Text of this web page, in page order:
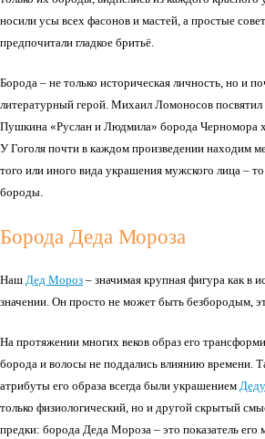
носили усы всех фасонов и мастей, а простые
предпочитали гладкое бритьё.
Борода – не только историческая личность, но и
литературный герой. Михаил Ломоносов
Пушкина «Руслан и Людмила» борода Черномора
У Гоголя почти в каждом произведении находим
того или иного вида украшения мужского лица –
бороды.
Борода Деда Мороза
Наш Дед Мороз – значимая крупная фигура как в
значении. Он просто не может быть безбородым,
На протяжении многих веков образ его
борода и волосы не поддались влиянию времени.
атрибуты его образа всегда были украшением
только физиологический, но и другой скрытый
предки: борода Деда Мороза – это показатель его